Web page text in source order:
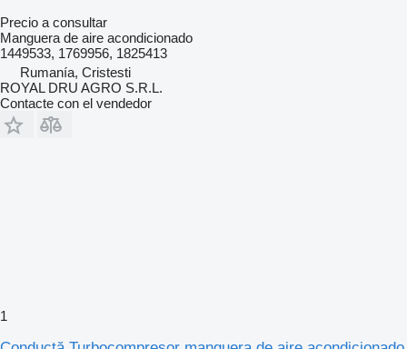
Precio a consultar
Manguera de aire acondicionado
1449533, 1769956, 1825413
Rumanía, Cristesti
ROYAL DRU AGRO S.R.L.
Contacte con el vendedor
1